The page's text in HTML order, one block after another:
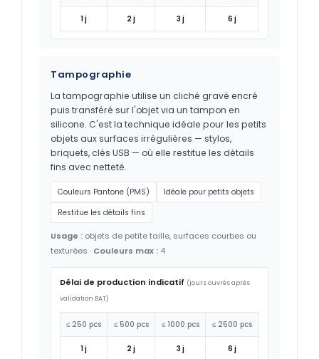
1 j 2 j 3 j 6 j
Tampographie
La tampographie utilise un cliché gravé encré
puis transféré sur l'objet via un tampon en
silicone. C'est la technique idéale pour les petits
objets aux surfaces irrégulières — stylos,
briquets, clés USB — où elle restitue les détails
fins avec netteté.
Couleurs Pantone (PMS)
Idéale pour petits objets
Restitue les détails fins
Usage : objets de petite taille, surfaces courbes ou
texturées · Couleurs max : 4
Délai de production indicatif (jours ouvrés après
validation BAT)
≤ 250 pcs ≤ 500 pcs ≤ 1000 pcs ≤ 2500 pcs
1 j 2 j 3 j 6 j